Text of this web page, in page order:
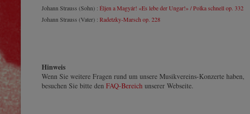
Johann Strauss (Sohn) : Éljen a Magyár! «Es lebe der Ungar!» / Polka schnell op. 332
Johann Strauss (Vater) : Radetzky-Marsch op. 228
Hinweis
Wenn Sie weitere Fragen rund um unsere Musikvereins-Konzerte haben,
besuchen Sie bitte den FAQ-Bereich unserer Webseite.